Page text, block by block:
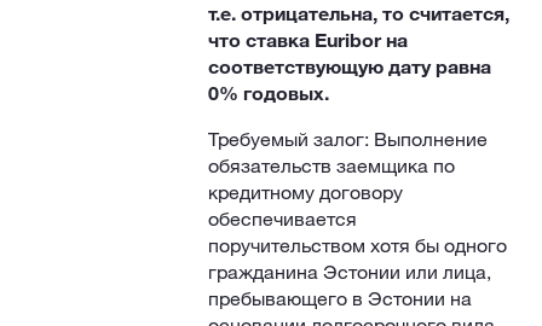
т.е. отрицательна, то считается,
что ставка Euribor на
соответствующую дату равна
0% годовых.
Требуемый залог: Выполнение
обязательств заемщика по
кредитному договору
обеспечивается
поручительством хотя бы одного
гражданина Эстонии или лица,
пребывающего в Эстонии на